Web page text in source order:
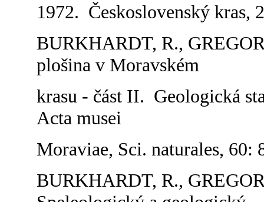
1972. Československý kras,
BURKHARDT, R.,
plošina v Moravském
krasu - část II. Geologická
Acta musei
Moraviae, Sci. naturales, 60:
BURKHARDT, R.,